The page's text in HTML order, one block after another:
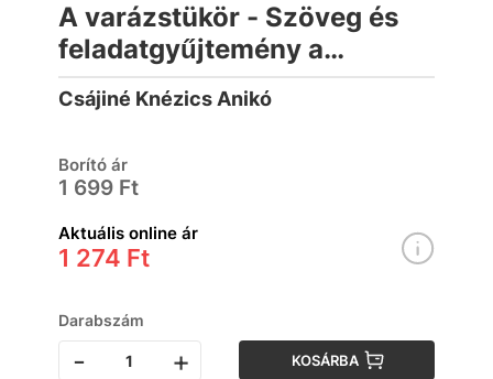
A varázstükör - Szöveg és
feladatgyűjtemény a
közmondások
gyakorlásához
Csájiné Knézics Anikó
Borító ár
1 699 Ft
Aktuális online ár
1 274 Ft
Darabszám
- + KOSÁRBA